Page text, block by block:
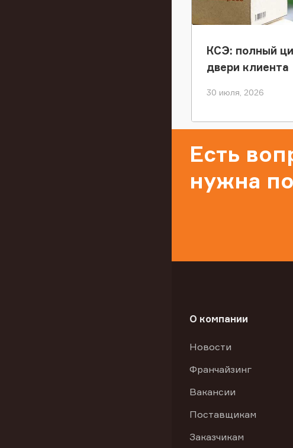
КСЭ: полный
двери клиента
30 июля, 2026
Есть
нужна
О компании
Новости
Франчайзинг
Вакансии
Поставщикам
Заказчикам